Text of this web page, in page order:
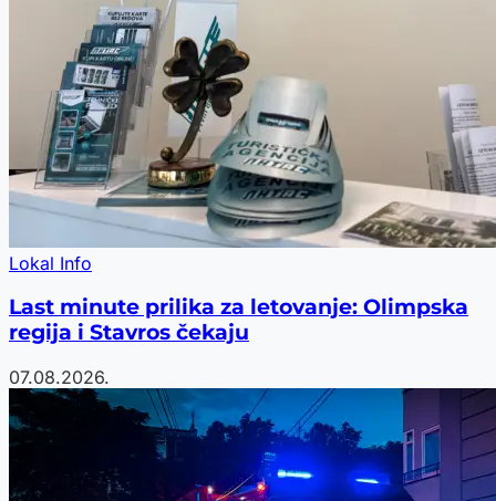
Lokal Info
Last minute prilika za letovanje: Olimpska
regija i Stavros čekaju
07.08.2026.